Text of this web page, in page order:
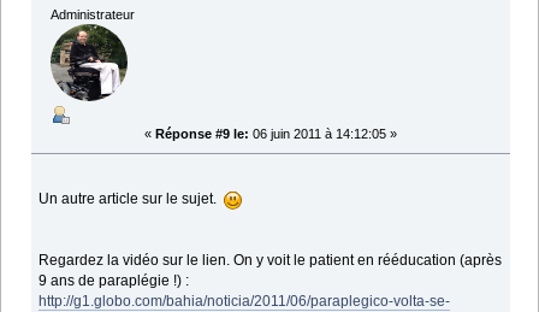
Administrateur
« Réponse #9 le: 06 juin 2011 à 14:12:05 »
Un autre article sur le sujet.
Regardez la vidéo sur le lien. On y voit le patient en rééducation (après
9 ans de paraplégie !) :
http://g1.globo.com/bahia/noticia/2011/06/paraplegico-volta-se-